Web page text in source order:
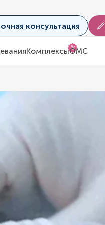
консультация
Комплексы%
ОМС